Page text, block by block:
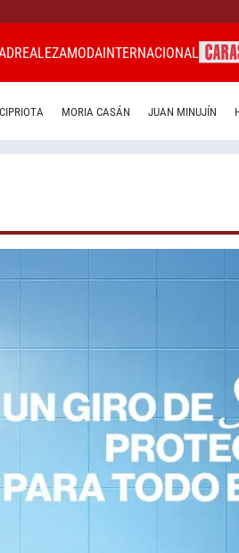
REALEZAMODAINTERNACIONAL
MORIA CASÁN JUAN MINUJÍN